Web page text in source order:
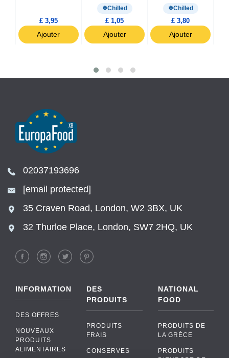
£ 3,95
Ajouter
Chilled
£ 1,05
Ajouter
Chilled
£ 3,80
Ajouter
02037193696
[email protected]
35 Craven Road, London, W2 3BX, UK
32 Thurloe Place, London, SW7 2HQ, UK
INFORMATION
DES OFFRES
NOUVEAUX
PRODUITS
ALIMENTAIRES
DES
PRODUITS
PRODUITS
FRAIS
CONSERVES
NATIONAL
FOOD
PRODUITS DE
LA GRÈCE
PRODUITS